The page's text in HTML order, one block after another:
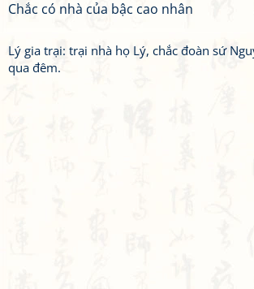
Chắc có nhà của bậc cao nhân
Lý gia trại: trại nhà họ Lý, chắc đoàn sứ
qua đêm.